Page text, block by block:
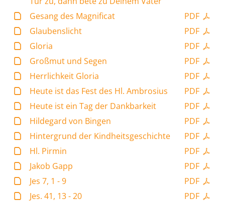
PDF
Gesang des Magnificat
PDF
Glaubenslicht
PDF
Gloria
PDF
Großmut und Segen
PDF
Herrlichkeit Gloria
PDF
Heute ist das Fest des Hl. Ambrosius
PDF
Heute ist ein Tag der Dankbarkeit
PDF
Hildegard von Bingen
PDF
Hintergrund der Kindheitsgeschichte
PDF
Hl. Pirmin
PDF
Jakob Gapp
PDF
Jes 7, 1 - 9
PDF
Jes. 41, 13 - 20